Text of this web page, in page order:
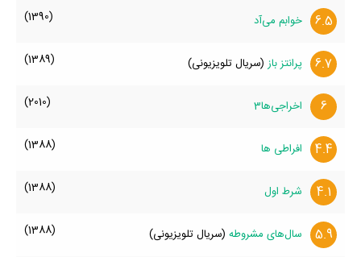
6.5 خوابم می‌آد (1390)
6.7 پرانتز باز (سریال تلویزیونی) (1389)
6 اخراجی‌ها3 (2010)
4.4 افراطی ها (1388)
4.1 شرط اول (1388)
5.9 سال‌های مشروطه (سریال تلویزیونی) (1388)